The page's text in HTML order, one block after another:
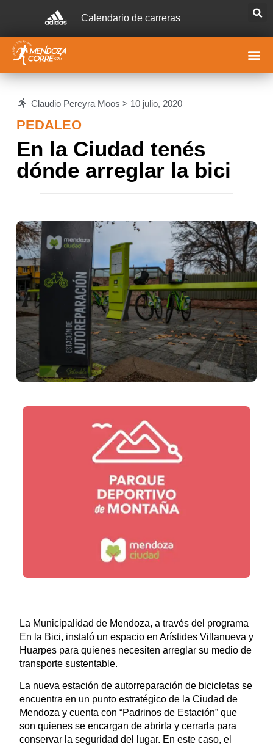
Calendario de carreras
Claudio Pereyra Moos > 10 julio, 2020
PEDALEO
En la Ciudad tenés
dónde arreglar la bici
La Municipalidad de Mendoza, a través del programa
En la Bici, instaló un espacio en Arístides Villanueva y
Huarpes para quienes necesiten arreglar su medio de
transporte sustentable.
La nueva estación de autorreparación de bicicletas se
encuentra en un punto estratégico de la Ciudad de
Mendoza y cuenta con “Padrinos de Estación” que
son quienes se encargan de abrirla y cerrarla para
conservar la seguridad del lugar. En este caso, el